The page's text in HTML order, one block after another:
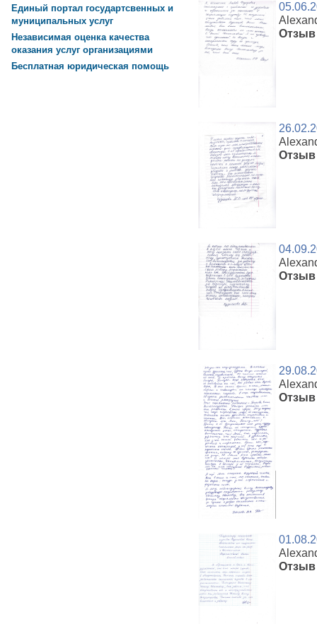
Отзыв
Отзыв
Отзыв
Отзыв
Отзыв
Единый портал государтсвенных и
муниципальных услуг
Независимая оценка качества
оказания услуг организациями
Бесплатная юридическая помощь